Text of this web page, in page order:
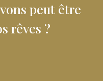
peut être
rêves ?